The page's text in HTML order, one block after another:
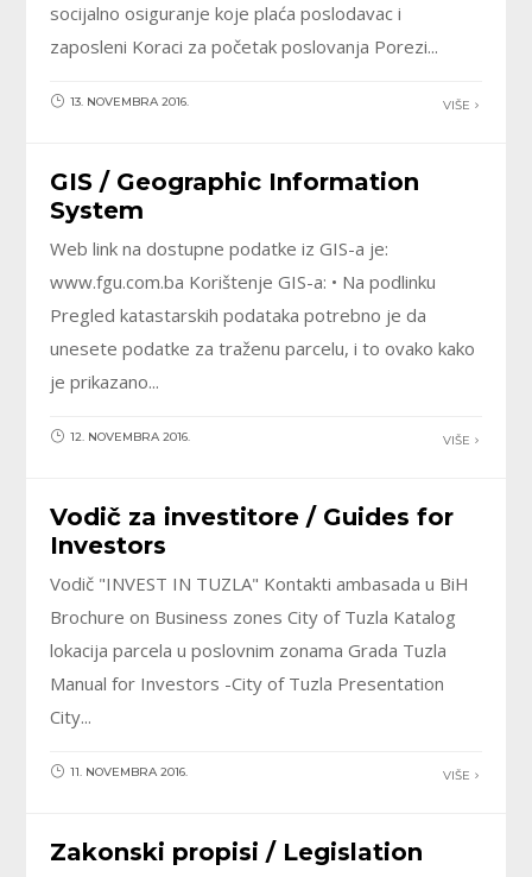
socijalno osiguranje koje plaća poslodavac i
zaposleni Koraci za početak poslovanja Porezi...
VIŠE
13. NOVEMBRA 2016.
GIS / Geographic Information
System
Web link na dostupne podatke iz GIS-a je:
www.fgu.com.ba Korištenje GIS-a: • Na podlinku
Pregled katastarskih podataka potrebno je da
unesete podatke za traženu parcelu, i to ovako kako
je prikazano...
VIŠE
12. NOVEMBRA 2016.
Vodič za investitore / Guides for
Investors
Vodič "INVEST IN TUZLA" Kontakti ambasada u BiH
Brochure on Business zones City of Tuzla Katalog
lokacija parcela u poslovnim zonama Grada Tuzla
Manual for Investors -City of Tuzla Presentation
City...
VIŠE
11. NOVEMBRA 2016.
Zakonski propisi / Legislation